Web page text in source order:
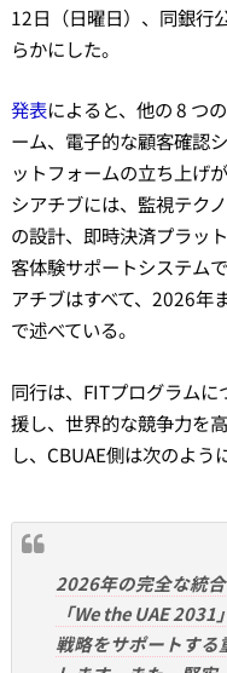
12日（日曜日）、同銀行
らかにした。
発表によると、他の 8 つ
ーム、電子的な顧客確認
ットフォームの立ち上げ
シアチブには、監視テク
の設計、即時決済プラッ
客体験サポートシステム
アチブはすべて、2026年
で述べている。
同行は、FITプログラム
援し、世界的な競争力を
し、CBUAE側は次のよう
2026年の完全な統
「We the UAE
戦略をサポートする